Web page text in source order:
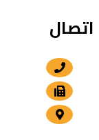
اتصال